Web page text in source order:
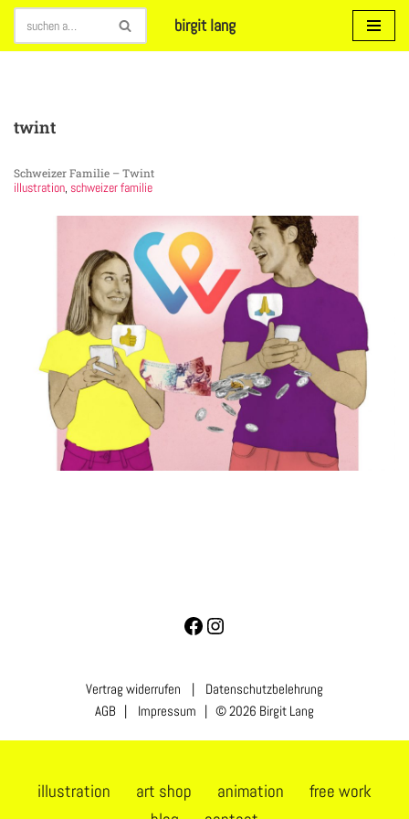
Zum
birgit lang
twint
Schweizer Familie – Twint
illustration, schweizer familie
Vertrag widerrufen | Datenschutzbelehrung
AGB | Impressum | © 2026 Birgit Lang
illustration art shop animation
free work